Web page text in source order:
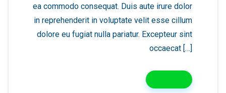
ea commodo consequat. Duis aute irure dolor
in reprehenderit in voluptate velit esse cillum
dolore eu fugiat nulla pariatur. Excepteur sint
occaecat […]